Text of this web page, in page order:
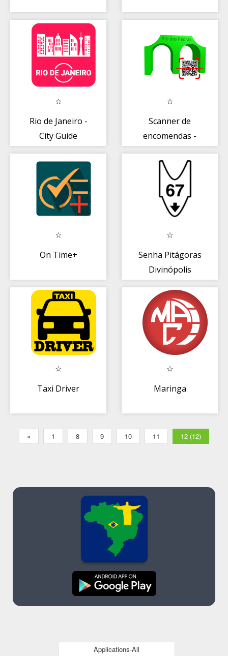
Rio de Janeiro -
City Guide
Scanner de
encomendas -
das Pedras
On Time+
Senha Pitágoras
Divinópolis
Taxi Driver Maringa
« 1 8 9 10 11 12 (12)
Applications-All